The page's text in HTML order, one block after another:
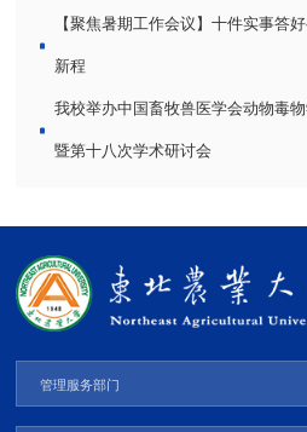
【聚焦暑期工作会议】十件实事答
新程
我校举办中国畜牧兽医学会动物毒
暨第十八次学术研讨会
管理服务部门